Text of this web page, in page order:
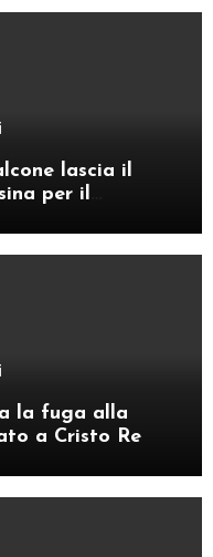
lascia il
per il
la fuga alla
a Cristo Re